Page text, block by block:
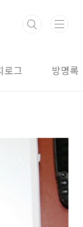
로그 방명록